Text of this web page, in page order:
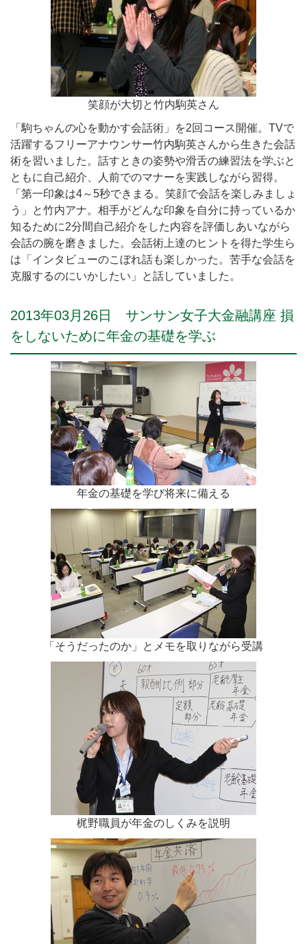
笑顔が大切と竹内駒英さん
「駒ちゃんの心を動かす会話術」を2回コース開催。TVで
活躍するフリーアナウンサー竹内駒英さんから生きた会話
術を習いました。話すときの姿勢や滑舌の練習法を学ぶと
ともに自己紹介、人前でのマナーを実践しながら習得。
「第一印象は4～5秒できまる。笑顔で会話を楽しみましょ
う」と竹内アナ。相手がどんな印象を自分に持っているか
知るために2分間自己紹介をした内容を評価しあいながら
会話の腕を磨きました。会話術上達のヒントを得た学生ら
は「インタビューのこぼれ話も楽しかった。苦手な会話を
克服するのにいかしたい」と話していました。
2013年03月26日 サンサン女子大金融講座 損
をしないために年金の基礎を学ぶ
年金の基礎を学び将来に備える
「そうだったのか」とメモを取りながら受講
梶野職員が年金のしくみを説明